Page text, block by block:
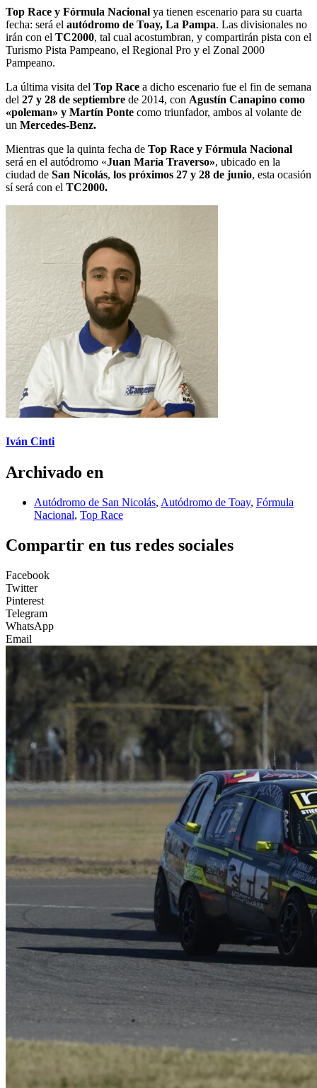
Top Race y Fórmula Nacional ya tienen escenario para su cuarta
fecha: será el autódromo de Toay, La Pampa. Las divisionales no
irán con el TC2000, tal cual acostumbran, y compartirán pista con el
Turismo Pista Pampeano, el Regional Pro y el Zonal 2000
Pampeano.
La última visita del Top Race a dicho escenario fue el fin de semana
del 27 y 28 de septiembre de 2014, con Agustín Canapino como
«poleman» y Martín Ponte como triunfador, ambos al volante de
un Mercedes-Benz.
Mientras que la quinta fecha de Top Race y Fórmula Nacional
será en el autódromo «Juan María Traverso», ubicado en la
ciudad de San Nicolás, los próximos 27 y 28 de junio, esta ocasión
sí será con el TC2000.
Iván Cinti
Archivado en
Autódromo de San Nicolás, Autódromo de Toay, Fórmula
Nacional, Top Race
Compartir en tus redes sociales
Facebook
Twitter
Pinterest
Telegram
WhatsApp
Email